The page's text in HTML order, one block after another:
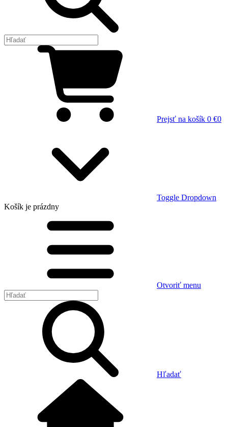
Prejsť na košík 0 €0
Toggle Dropdown
Košík je prázdny
Otvoriť menu
Hľadať